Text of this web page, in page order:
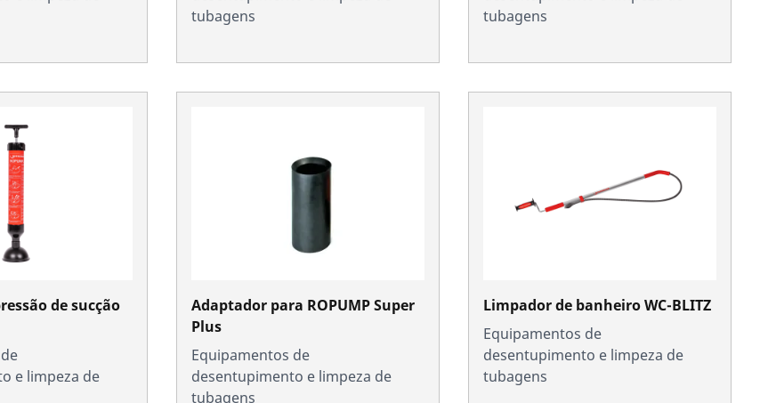
tubagens
tubagens
de sucção
e limpeza de
Adaptador para ROPUMP Super
Plus
Equipamentos de
desentupimento e limpeza de
tubagens
Limpador de banheiro WC-BLITZ
Equipamentos de
desentupimento e limpeza de
tubagens